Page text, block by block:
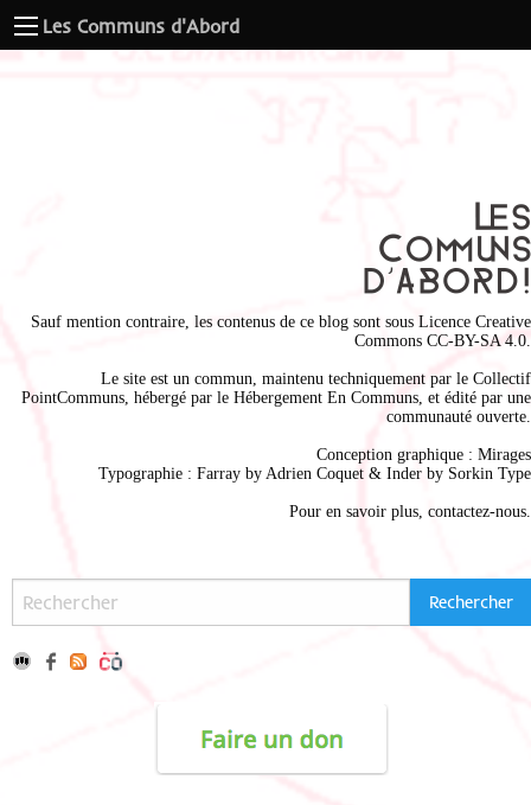
Les Communs d'Abord
Sauf mention contraire, les contenus de ce blog sont sous Licence Creative
Commons CC-BY-SA 4.0
Le site est un commun, maintenu techniquement par le Collectif
PointCommuns , hébergé par le Hébergement En Communs , et édité par une
communauté ouverte.
Conception graphique : Mirages
Typographie : Farray by Adrien Coquet & Inder by Sorkin Type
Pour en savoir plus, contactez-nous